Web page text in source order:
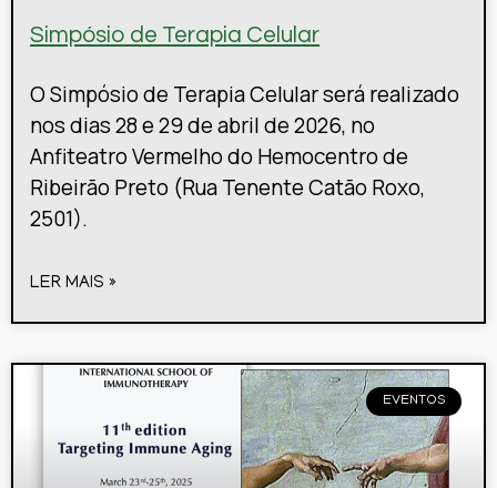
Simpósio de Terapia Celular
O Simpósio de Terapia Celular será realizado
nos dias 28 e 29 de abril de 2026, no
Anfiteatro Vermelho do Hemocentro de
Ribeirão Preto (Rua Tenente Catão Roxo,
2501).
LER MAIS »
EVENTOS